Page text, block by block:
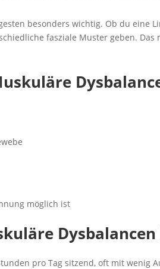
besonders wichtig. Ob du eine
fasziale Muster geben. Das
möglich ist
Dysbalancen
pro Tag sitzend, oft mit wenig